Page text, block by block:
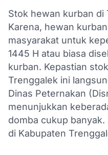
Stok hewan kurban di
Karena, hewan
masyarakat untuk
1445 H atau biasa
kurban. Kepastian
Trenggalek ini
Dinas Peternakan
menunjukkan
domba cukup
di Kabupaten